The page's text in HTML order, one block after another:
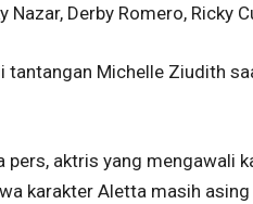
Nazar, Derby Romero, Ricky
tantangan Michelle Ziudith
pers, aktris yang mengawali
karakter Aletta masih